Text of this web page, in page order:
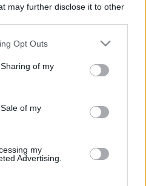
may further disclose it to other
app uses one or more Google
behaviour. You may click to
and its third-party tags to
purposes in below Google
Opt Outs
of my
of my
my
Advertising.